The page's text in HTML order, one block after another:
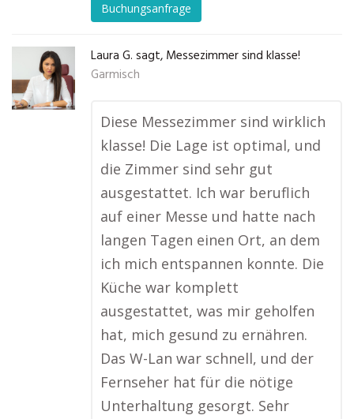
Buchungsanfrage
Laura G. sagt, Messezimmer sind klasse!
Garmisch
Diese Messezimmer sind wirklich
klasse! Die Lage ist optimal, und
die Zimmer sind sehr gut
ausgestattet. Ich war beruflich
auf einer Messe und hatte nach
langen Tagen einen Ort, an dem
ich mich entspannen konnte. Die
Küche war komplett
ausgestattet, was mir geholfen
hat, mich gesund zu ernähren.
Das W-Lan war schnell, und der
Fernseher hat für die nötige
Unterhaltung gesorgt. Sehr